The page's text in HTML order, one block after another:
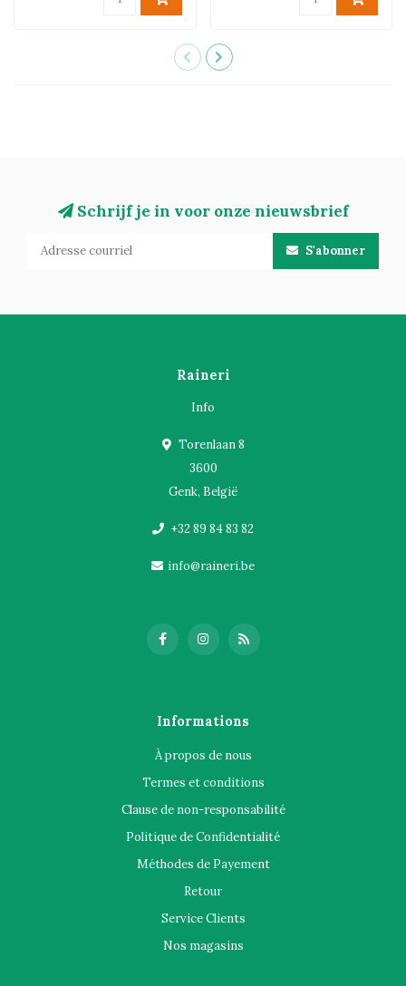
Schrijf je in voor onze nieuwsbrief
S'abonner
Raineri
Info
Torenlaan 8
3600
Genk, België
+32 89 84 83 82
info@raineri.be
Informations
À propos de nous
Termes et conditions
Clause de non-responsabilité
Politique de Confidentialité
Méthodes de Payement
Retour
Service Clients
Nos magasins